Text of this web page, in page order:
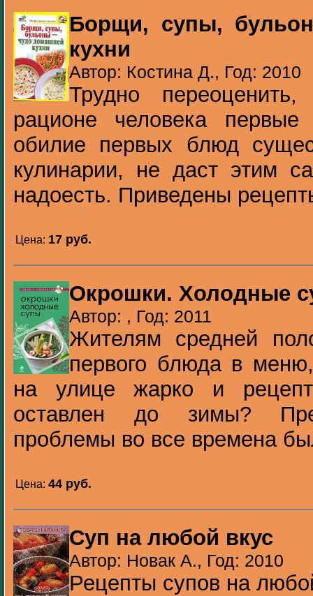
Борщи, супы,
кухни
Автор: Костина Д., Год: 2010
Трудно
рационе человека
обилие первых блюд
кулинарии, не даст этим
надоесть. Приведены
Цена: 17 pуб.
Окрошки. Холодные
Автор: , Год: 2011
Жителям средней
первого блюда в
на улице жарко и
оставлен до зимы?
проблемы во все времена
Цена: 44 pуб.
Суп на любой вкус
Автор: Новак А., Год: 2010
Рецепты супов на